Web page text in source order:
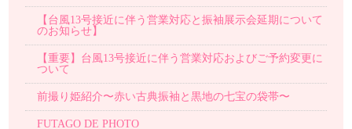
【台風13号接近に伴う営業対応と振袖展示会延期について
のお知らせ】
【重要】台風13号接近に伴う営業対応およびご予約変更に
ついて
前撮り姫紹介〜赤い古典振袖と黒地の七宝の袋帯〜
FUTAGO DE PHOTO